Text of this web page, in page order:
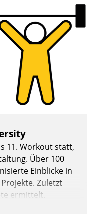
11. Workout statt,
Über 100
Einblicke in
Zuletzt
ermittelt.